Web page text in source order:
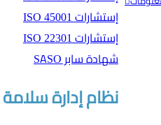
إستشارات ISO 45001
إستشارات ISO 22301
شهادة سابر SASO
نظام إدارة